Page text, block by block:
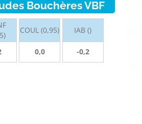
Bouchères VBF
COUL (0,95)
0,0
IAB ()
-0,2